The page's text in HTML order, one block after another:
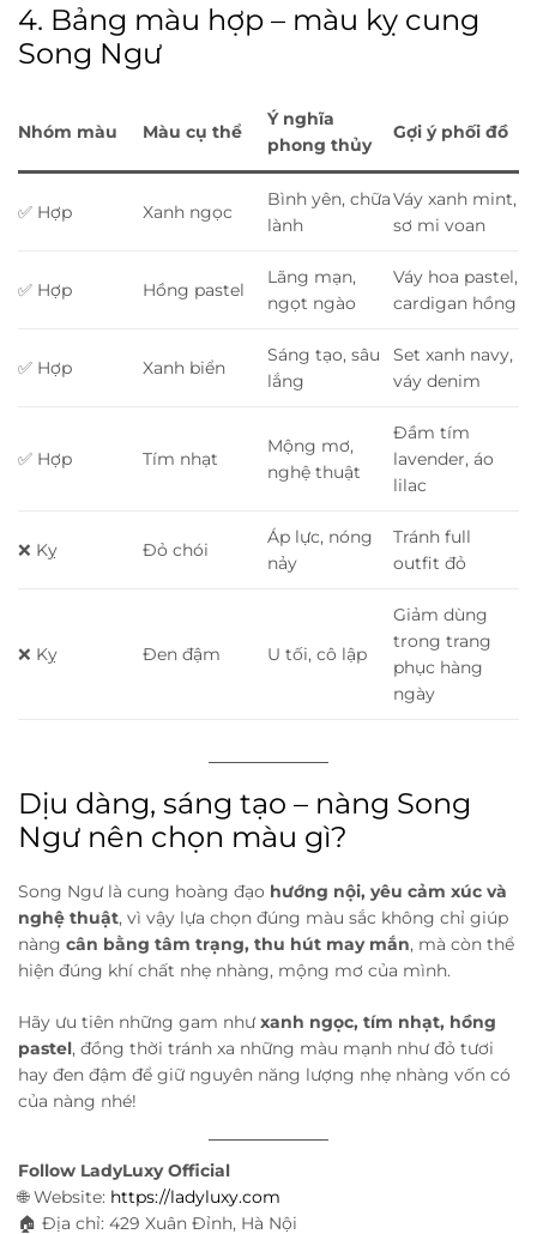
4. Bảng màu hợp – màu kỵ cung
Song Ngư
Nhóm màu Màu cụ thể
Ý nghĩa
phong thủy
Gợi ý phối đồ
✅ Hợp Xanh ngọc
Bình yên, chữa
lành
Váy xanh mint,
sơ mi voan
✅ Hợp Hồng pastel
Lãng mạn,
ngọt ngào
Váy hoa pastel,
cardigan hồng
✅ Hợp Xanh biển
Sáng tạo, sâu
lắng
Set xanh navy,
váy denim
✅ Hợp Tím nhạt
Mộng mơ,
nghệ thuật
Đầm tím
lavender, áo
lilac
❌ Kỵ Đỏ chói
Áp lực, nóng
nảy
Tránh full
outfit đỏ
❌ Kỵ Đen đậm U tối, cô lập
Giảm dùng
trong trang
phục hàng
ngày
Dịu dàng, sáng tạo – nàng Song
Ngư nên chọn màu gì?
Song Ngư là cung hoàng đạo hướng nội, yêu cảm xúc và
nghệ thuật, vì vậy lựa chọn đúng màu sắc không chỉ giúp
nàng cân bằng tâm trạng, thu hút may mắn, mà còn thể
hiện đúng khí chất nhẹ nhàng, mộng mơ của mình.
Hãy ưu tiên những gam nhưxanh ngọc, tím nhạt, hồng
pastel, đồng thời tránh xa những màu mạnh như đỏ tươi
hay đen đậm để giữ nguyên năng lượng nhẹ nhàng vốn có
của nàng nhé!
Follow LadyLuxy Official
🌐 Website: https://ladyluxy.com
🏠 Địa chỉ: 429 Xuân Đỉnh, Hà Nội